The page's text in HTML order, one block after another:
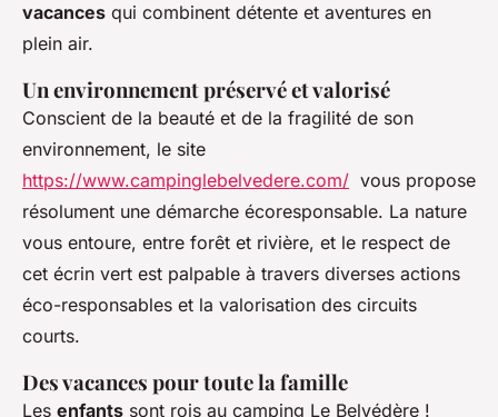
vacances qui combinent détente et aventures en
plein air.
Un environnement préservé et valorisé
Conscient de la beauté et de la fragilité de son
environnement, le site
https://www.campinglebelvedere.com/ vous propose
résolument une démarche écoresponsable. La nature
vous entoure, entre forêt et rivière, et le respect de
cet écrin vert est palpable à travers diverses actions
éco-responsables et la valorisation des circuits
courts.
Des vacances pour toute la famille
Les enfants sont rois au camping Le Belvédère !